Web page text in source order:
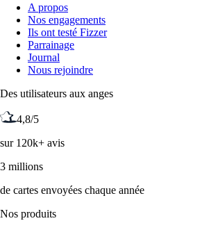
A propos
Nos engagements
Ils ont testé Fizzer
Parrainage
Journal
Nous rejoindre
Des utilisateurs aux anges
4,8/5
sur 120k+ avis
3 millions
de cartes envoyées chaque année
Nos produits